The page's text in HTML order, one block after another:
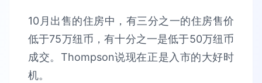
10月出售的住房中，有三分之一的住房售价
低于75万纽币，有十分之一是低于50万纽币
成交。Thompson说现在正是入市的大好时
机。